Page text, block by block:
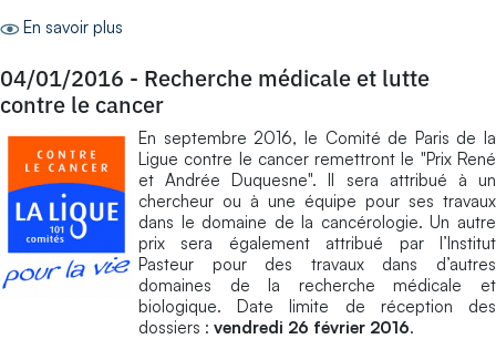
En savoir plus
04/01/2016 - Recherche médicale et lutte
contre le cancer
En septembre 2016, le Comité de Paris de la
Ligue contre le cancer remettront le "Prix René
et Andrée Duquesne". Il sera attribué à un
chercheur ou à une équipe pour ses travaux
dans le domaine de la cancérologie. Un autre
prix sera également attribué par l’Institut
Pasteur pour des travaux dans d’autres
domaines de la recherche médicale et
biologique. Date limite de réception des
dossiers : vendredi 26 février 2016.